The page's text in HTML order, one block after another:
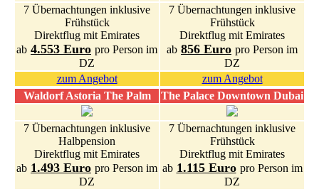
7 Übernachtungen inklusive
Frühstück
Direktflug mit Emirates
ab 4.553 Euro pro Person im
DZ
7 Übernachtungen inklusive
Frühstück
Direktflug mit Emirates
ab 856 Euro pro Person im
DZ
zum Angebot
zum Angebot
Waldorf Astoria The Palm
The Palace Downtown Dubai
7 Übernachtungen inklusive
Halbpension
Direktflug mit Emirates
ab 1.493 Euro pro Person im
DZ
7 Übernachtungen inklusive
Frühstück
Direktflug mit Emirates
ab 1.115 Euro pro Person im
DZ